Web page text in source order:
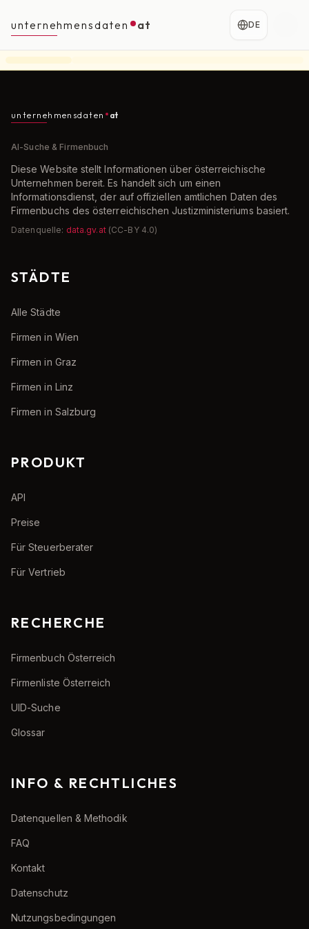
unternehmensdaten at DE
unternehmensdaten at
AI-Suche & Firmenbuch
Diese Website stellt Informationen über österreichische
Unternehmen bereit. Es handelt sich um einen
Informationsdienst, der auf offiziellen amtlichen Daten des
Firmenbuchs des österreichischen Justizministeriums basiert.
Datenquelle: data.gv.at (CC-BY 4.0)
STÄDTE
Alle Städte
Firmen in Wien
Firmen in Graz
Firmen in Linz
Firmen in Salzburg
PRODUKT
API
Preise
Für Steuerberater
Für Vertrieb
RECHERCHE
Firmenbuch Österreich
Firmenliste Österreich
UID-Suche
Glossar
INFO & RECHTLICHES
Datenquellen & Methodik
FAQ
Kontakt
Datenschutz
Nutzungsbedingungen